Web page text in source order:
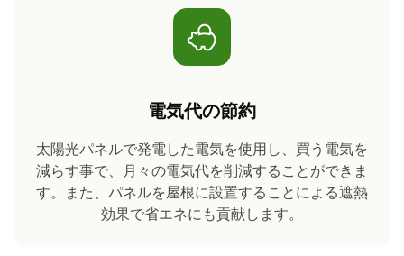
電気代の節約
太陽光パネルで発電した電気を使用し、買う電気を
減らす事で、月々の電気代を削減することができま
す。また、パネルを屋根に設置することによる遮熱
効果で省エネにも貢献します。